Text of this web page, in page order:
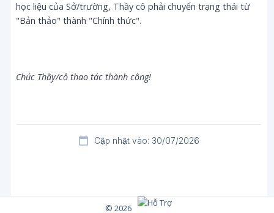
học liệu của Sở/trường, Thầy cô phải chuyển trạng thái từ
"Bản thảo" thành "Chính thức".
Chúc Thầy/cô thao tác thành công!
Cập nhật vào: 30/07/2026
© 2026